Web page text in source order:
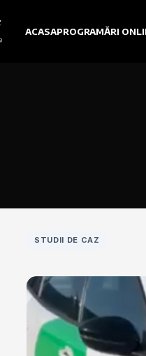
ACASAPROGRAMĂRI
STUDII DE CAZ